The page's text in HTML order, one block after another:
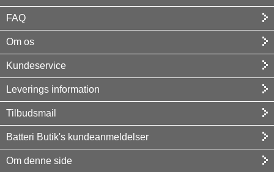
FAQ
Om os
Kundeservice
Leverings information
Tilbudsmail
Batteri Butik's kundeanmeldelser
Om denne side